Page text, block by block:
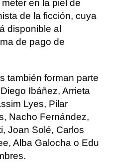
en la piel de
de la ficción, cuya
disponible al
de pago de
también forman parte
Ibáñez, Arrieta
Lyes, Pilar
Nacho Fernández,
Joan Solé, Carlos
Alba Galocha o Edu